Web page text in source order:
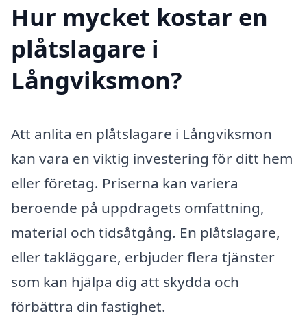
Hur mycket kostar en
plåtslagare i
Långviksmon?
Att anlita en plåtslagare i Långviksmon
kan vara en viktig investering för ditt hem
eller företag. Priserna kan variera
beroende på uppdragets omfattning,
material och tidsåtgång. En plåtslagare,
eller takläggare, erbjuder flera tjänster
som kan hjälpa dig att skydda och
förbättra din fastighet.